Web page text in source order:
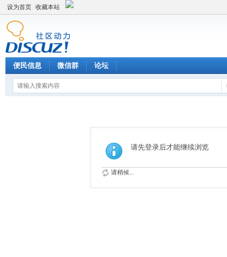
设为首页 收藏本站
便民信息 微信群 论坛
请先登录后才能继续浏览
请稍候...